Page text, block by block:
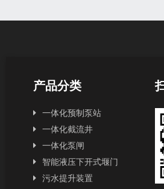
产品分类
一体化预制泵站
一体化截流井
一体化泵闸
智能液压下开式堰门
污水提升装置